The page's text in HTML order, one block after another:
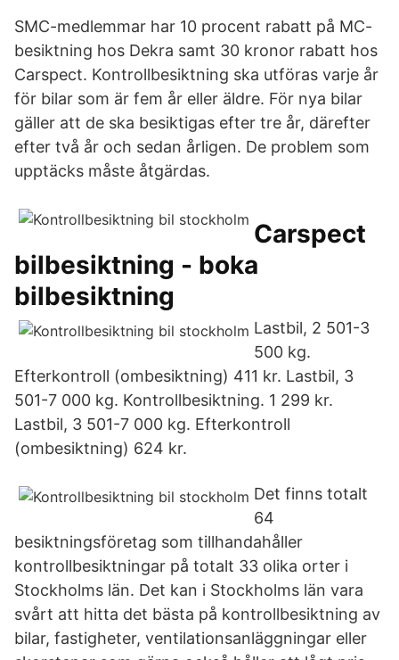
SMC-medlemmar har 10 procent rabatt på MC-
besiktning hos Dekra samt 30 kronor rabatt hos
Carspect. Kontrollbesiktning ska utföras varje år
för bilar som är fem år eller äldre. För nya bilar
gäller att de ska besiktigas efter tre år, därefter
efter två år och sedan årligen. De problem som
upptäcks måste åtgärdas.
Carspect
bilbesiktning - boka
bilbesiktning
Lastbil, 2 501-3
500 kg.
Efterkontroll (ombesiktning) 411 kr. Lastbil, 3
501-7 000 kg. Kontrollbesiktning. 1 299 kr.
Lastbil, 3 501-7 000 kg. Efterkontroll
(ombesiktning) 624 kr.
Det finns totalt
64
besiktningsföretag som tillhandahåller
kontrollbesiktningar på totalt 33 olika orter i
Stockholms län. Det kan i Stockholms län vara
svårt att hitta det bästa på kontrollbesiktning av
bilar, fastigheter, ventilationsanläggningar eller